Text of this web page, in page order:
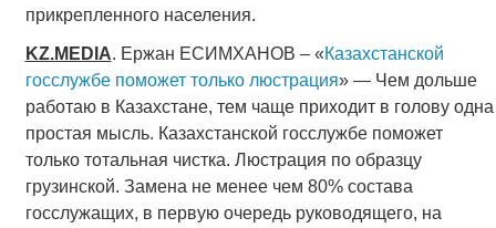
прикрепленного населения.
KZ.MEDIA. Ержан ЕСИМХАНОВ – «Казахстанской
госслужбе поможет только люстрация» — Чем дольше
работаю в Казахстане, тем чаще приходит в голову одна
простая мысль. Казахстанской госслужбе поможет
только тотальная чистка. Люстрация по образцу
грузинской. Замена не менее чем 80% состава
госслужащих, в первую очередь руководящего, на